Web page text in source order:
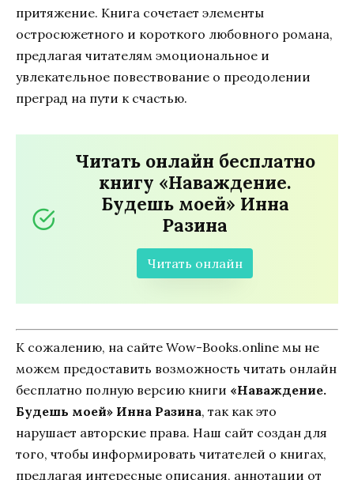
притяжение. Книга сочетает элементы
остросюжетного и короткого любовного романа,
предлагая читателям эмоциональное и
увлекательное повествование о преодолении
преград на пути к счастью.
Читать онлайн бесплатно
книгу «Наваждение.
Будешь моей» Инна
Разина
Читать онлайн
К сожалению, на сайте Wow-Books.online мы не
можем предоставить возможность читать онлайн
бесплатно полную версию книги «Наваждение.
Будешь моей» Инна Разина, так как это
нарушает авторские права. Наш сайт создан для
того, чтобы информировать читателей о книгах,
предлагая интересные описания, аннотации от